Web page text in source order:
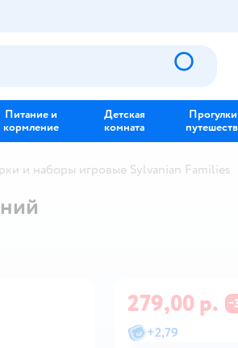
Питание и
кормление
Детская
комната
и наборы игровые Sylvanian Families
279,00 р. −
+2,79